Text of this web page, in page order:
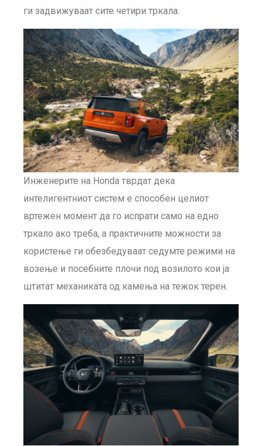
ги задвижуваат сите четири тркала.
Инженерите на Honda тврдат дека
интелигентниот систем е способен целиот
вртежен момент да го испрати само на едно
тркало ако треба, а практичните можности за
користење ги обезбедуваат седумте режими на
возење и посебните плочи под возилото кои ја
штитат механиката од камења на тежок терен.